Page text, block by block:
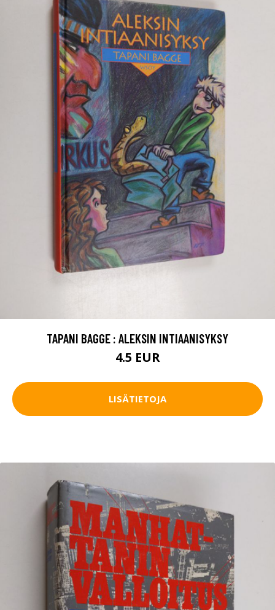
TAPANI BAGGE : ALEKSIN INTIAANISYKSY
4.5 EUR
LISÄTIETOJA